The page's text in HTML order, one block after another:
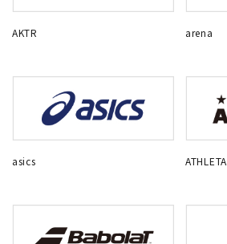
AKTR arena
asics ATHLETA